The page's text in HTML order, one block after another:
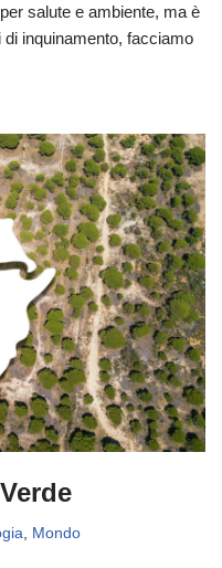
salute e ambiente, ma è
inquinamento, facciamo
Mondo